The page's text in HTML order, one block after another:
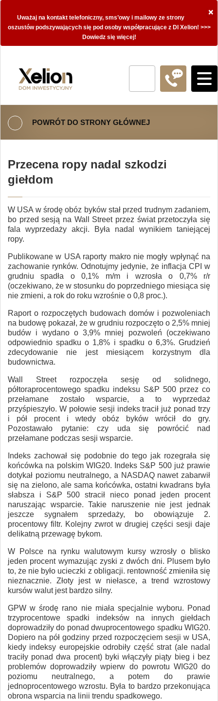
×
Uważaj na kontakt telefoniczny, sms’owy i mailowy ze strony
oszustów podszywających się pod osoby współpracujące z DI Xelion! >>>
Dowiedz się więcej!
POWRÓT DO STRONY GŁÓWNEJ
Przecena ropy nadal szkodzi
giełdom
W USA w środę obóz byków stał przed trudnym zadaniem,
bo przed sesją na Wall Street przez świat przetoczyła się
fala wyprzedaży akcji. Była nadal wynikiem taniejącej
ropy.
Publikowane w USA raporty makro nie mogły wpłynąć na
zachowanie rynków. Odnotujmy jedynie, że inflacja CPI w
grudniu spadła o 0,1% m/m i wzrosła o 0,7% r/r
(oczekiwano, że w stosunku do poprzedniego miesiąca się
nie zmieni, a rok do roku wzrośnie o 0,8 proc.).
Raport o rozpoczętych budowach domów i pozwoleniach
na budowę pokazał, że w grudniu rozpoczęto o 2,5% mniej
budów i wydano o 3,9% mniej pozwoleń (oczekiwano
odpowiednio spadku o 1,8% i spadku o 6,3%. Grudzień
zdecydowanie nie jest miesiącem korzystnym dla
budownictwa.
Wall Street rozpoczęła sesję od solidnego,
półtoraprocentowego spadku indeksu S&P 500 przez co
przełamane zostało wsparcie, a to wyprzedaż
przyśpieszyło. W połowie sesji indeks tracił już ponad trzy
i pół procent i wtedy obóz byków wrócił do gry.
Pozostawało pytanie: czy uda się powrócić nad
przełamane podczas sesji wsparcie.
Indeks zachował się podobnie do tego jak rozegrała się
końcówka na polskim WIG20. Indeks S&P 500 już prawie
dotykał poziomu neutralnego, a NASDAQ nawet zabarwił
się na zielono, ale sama końcówka, ostatni kwadrans była
słabsza i S&P 500 stracił nieco ponad jeden procent
naruszając wsparcie. Takie naruszenie nie jest jednak
jeszcze sygnałem sprzedaży, bo obowiązuje 2.
procentowy filtr. Kolejny zwrot w drugiej części sesji daje
delikatną przewagę bykom.
W Polsce na rynku walutowym kursy wzrosły o blisko
jeden procent wymazując zyski z dwóch dni. Plusem było
to, że nie było ucieczki z obligacji. rentowność zmieniła się
nieznacznie. Złoty jest w niełasce, a trend wzrostowy
kursów walut jest bardzo silny.
GPW w środę rano nie miała specjalnie wyboru. Ponad
trzyprocentowe spadki indeksów na innych giełdach
doprowadziły do ponad dwuprocentowego spadku WIG20.
Dopiero na pół godziny przed rozpoczęciem sesji w USA,
kiedy indeksy europejskie odrobiły część strat (ale nadal
traciły ponad dwa procent) byki włączyły piąty bieg i bez
problemów doprowadziły wpierw do powrotu WIG20 do
poziomu neutralnego, a potem do prawie
jednoprocentowego wzrostu. Była to bardzo przekonująca
obrona wsparcia na linii trendu spadkowego.